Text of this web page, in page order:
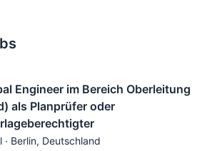
Engineer im Bereich Oberleitung
als Planprüfer oder
· Berlin, Deutschland